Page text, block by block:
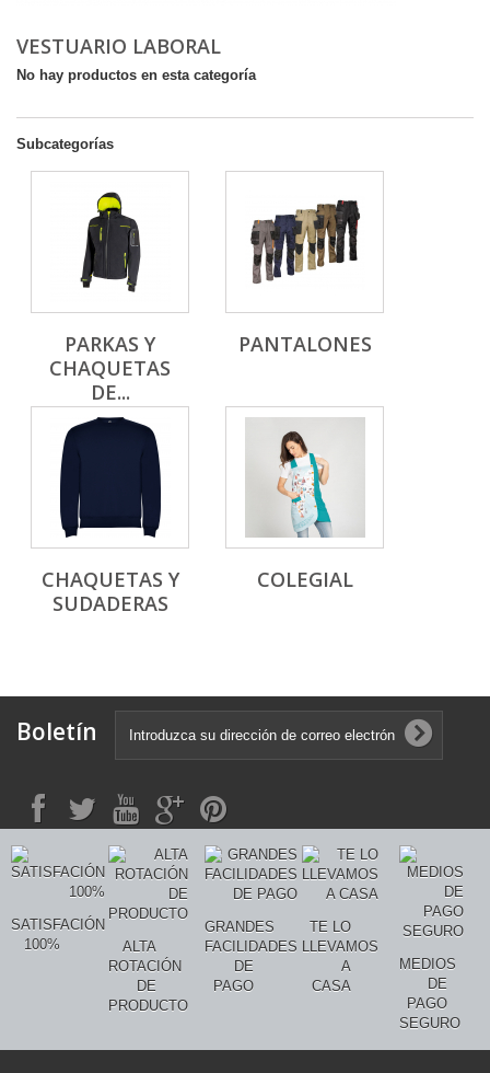
VESTUARIO LABORAL
No hay productos en esta categoría
Subcategorías
PARKAS Y
CHAQUETAS
DE...
PANTALONES
CHAQUETAS Y
SUDADERAS
COLEGIAL
Boletín
SATISFACIÓN
100%
ALTA
ROTACIÓN
DE
PRODUCTO
GRANDES
FACILIDADES
DE
PAGO
TE LO
LLEVAMOS
A
CASA
MEDIOS
DE
PAGO
SEGURO